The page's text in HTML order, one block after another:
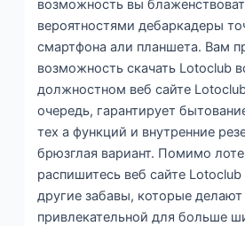
возможность вы
вероятностями дебаркадеры
смартфона али планшета. Вам
возможность скачать Lotoclub
должностном веб сайте
очередь, гарантирует
тех а функций и внутренние
брюзглая вариант. Помимо
распишитесь веб сайте
другие забавы, которые
привлекательной для больше